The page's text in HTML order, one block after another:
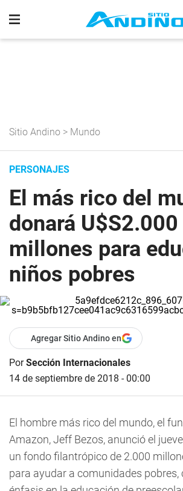
Sitio Andino > Mundo
PERSONAJES
El más rico del
donará U$S2.000
millones para
niños pobres
Agregar Sitio Andino en
PorSección Internacionales
14 de septiembre de 2018 - 00:00
El hombre más rico del mundo, el
Amazon, Jeff Bezos, anunció el
un fondo filantrópico de 2.000
para ayudar a comunidades pobres,